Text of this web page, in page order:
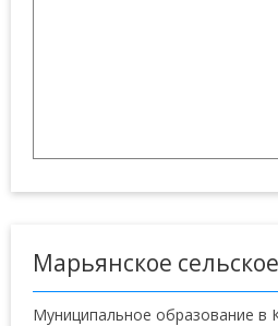
Марьянское
Муниципальное образование в